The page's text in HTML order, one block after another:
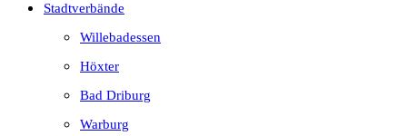
Stadtverbände
Willebadessen
Höxter
Bad Driburg
Warburg